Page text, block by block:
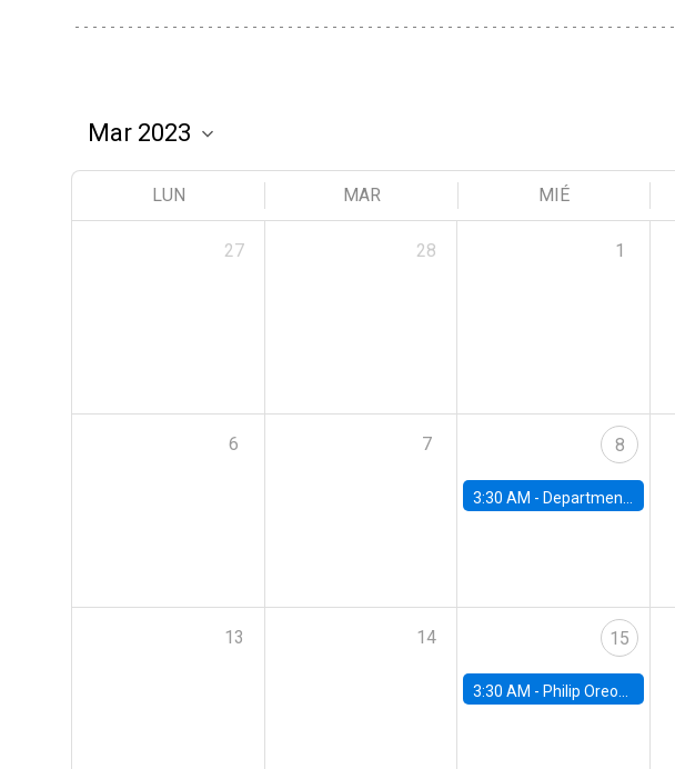
LUN MAR MIÉ
27 28 1
6 7 8
3:30 AM - Department Seminar: James Robinson
13 14 15
3:30 AM - Philip Oreopolous, University of Toronto